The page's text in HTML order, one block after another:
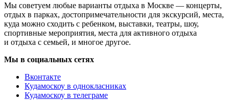
Мы советуем любые варианты отдыха в Москве — концерты,
отдых в парках, достопримечательности для экскурсий, места,
куда можно сходить с ребенком, выставки, театры, шоу,
спортивные мероприятия, места для активного отдыха
и отдыха с семьей, и многое другое.
Мы в социальных сетях
Вконтакте
Кудамоскоу в однокласниках
Кудамоскоу в телеграме